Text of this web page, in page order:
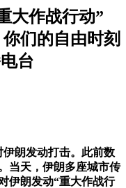
大作战行动”
们的自由时刻
台
伊朗发动打击。此前数
当天，伊朗多座城市传
伊朗发动“重大作战行